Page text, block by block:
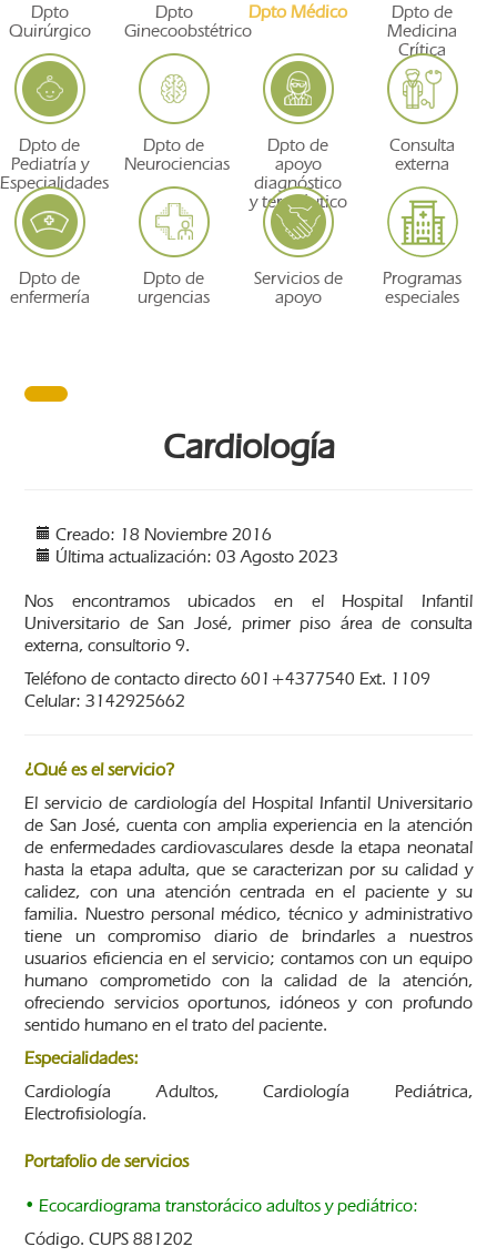
Dpto
Quirúrgico
Dpto
Ginecoobstétrico
Dpto Médico
Dpto de
Medicina
Crítica
Dpto de
Pediatría y
Especialidades
Dpto de
Neurociencias
Dpto de
apoyo
diagnóstico
y terapéutico
Consulta
externa
Dpto de
enfermería
Dpto de
urgencias
Servicios de
apoyo
Programas
especiales
Cardiología
Creado: 18 Noviembre 2016
Última actualización: 03 Agosto 2023
Nos encontramos ubicados en el Hospital Infantil
Universitario de San José, primer piso área de consulta
externa, consultorio 9.
Teléfono de contacto directo 601+4377540 Ext. 1109
Celular: 3142925662
¿Qué es el servicio?
El servicio de cardiología del Hospital Infantil Universitario
de San José, cuenta con amplia experiencia en la atención
de enfermedades cardiovasculares desde la etapa neonatal
hasta la etapa adulta, que se caracterizan por su calidad y
calidez, con una atención centrada en el paciente y su
familia. Nuestro personal médico, técnico y administrativo
tiene un compromiso diario de brindarles a nuestros
usuarios eficiencia en el servicio; contamos con un equipo
humano comprometido con la calidad de la atención,
ofreciendo servicios oportunos, idóneos y con profundo
sentido humano en el trato del paciente.
Especialidades:
Cardiología Adultos, Cardiología Pediátrica,
Electrofisiología.
Portafolio de servicios
• Ecocardiograma transtorácico adultos y pediátrico:
Código. CUPS 881202